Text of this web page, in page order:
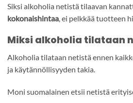
Siksi alkoholia netistä tilaavan
kokonaishintaa, ei pelkkää tuotteen
Miksi alkoholia tilataan
Alkoholia tilataan netistä ennen
ja käytännöllisyyden takia.
Moni suomalainen etsii netistä